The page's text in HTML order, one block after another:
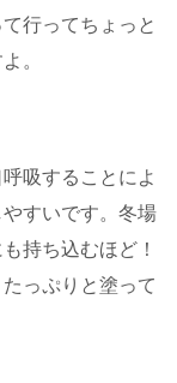
行ってちょっと
。
吸することによ
すいです。冬場
持ち込むほど！
っぷりと塗って